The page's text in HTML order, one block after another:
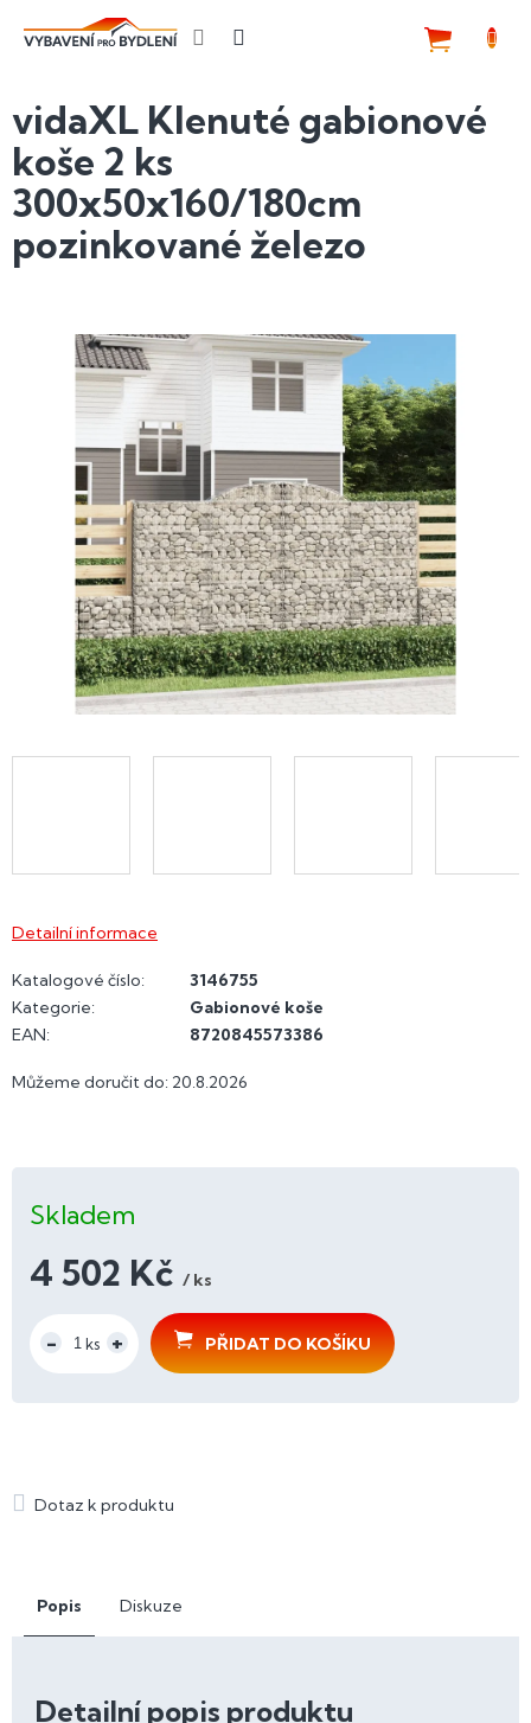
vidaXL Klenuté gabionové
koše 2 ks
300x50x160/180cm
pozinkované železo
Můžeme doručit do: 20.8.2026
Skladem
4 502 Kč / ks
cena:
PŘIDAT DO KOŠÍKU
Detailní informace
Katalogové číslo:
3146755
Kategorie:
Gabionové koše
EAN: 8720845573386
Popis Diskuze
Detailní popis produktu